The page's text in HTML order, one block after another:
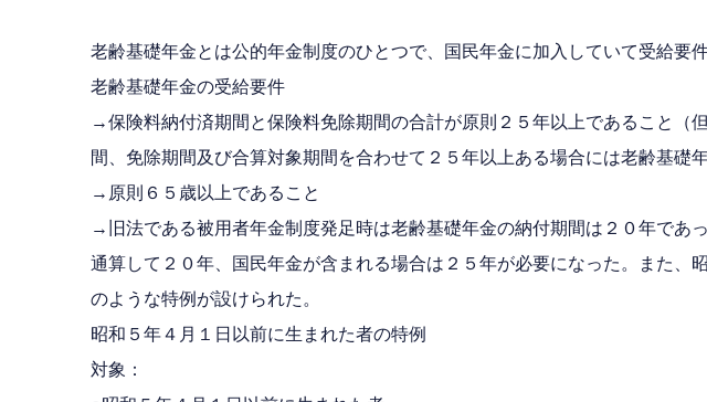
老齢基礎年金とは公的年金制度のひとつで、国民年金に加入していて受給要
老齢基礎年金の受給要件
→保険料納付済期間と保険料免除期間の合計が原則２５年以上であること（
間、免除期間及び合算対象期間を合わせて２５年以上ある場合には老齢基礎
→原則６５歳以上であること
→旧法である被用者年金制度発足時は老齢基礎年金の納付期間は２０年であ
通算して２０年、国民年金が含まれる場合は２５年が必要になった。また
のような特例が設けられた。
昭和５年４月１日以前に生まれた者の特例
対象：